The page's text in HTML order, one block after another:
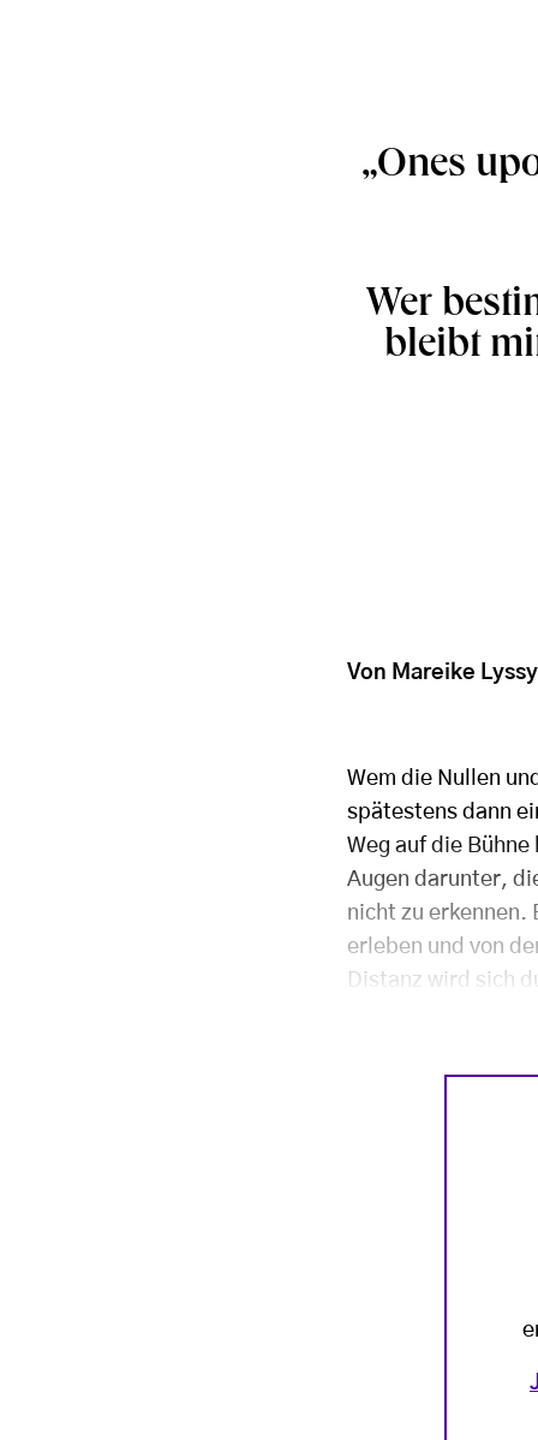
„Ones
Wer
bleibt
Von Mareike Lyssy
Wem die Nullen
spätestens dann
Weg auf die
Augen darunter,
nicht zu erkennen.
erleben und von
Distanz wird sich